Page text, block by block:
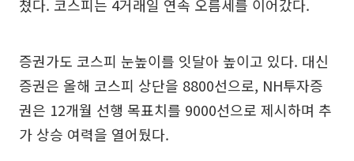
쳤다. 코스피는 4거래일 연속 오름세를 이어갔다.
증권가도 코스피 눈높이를 잇달아 높이고 있다. 대신
증권은 올해 코스피 상단을 8800선으로, NH투자증
권은 12개월 선행 목표치를 9000선으로 제시하며 추
가 상승 여력을 열어뒀다.